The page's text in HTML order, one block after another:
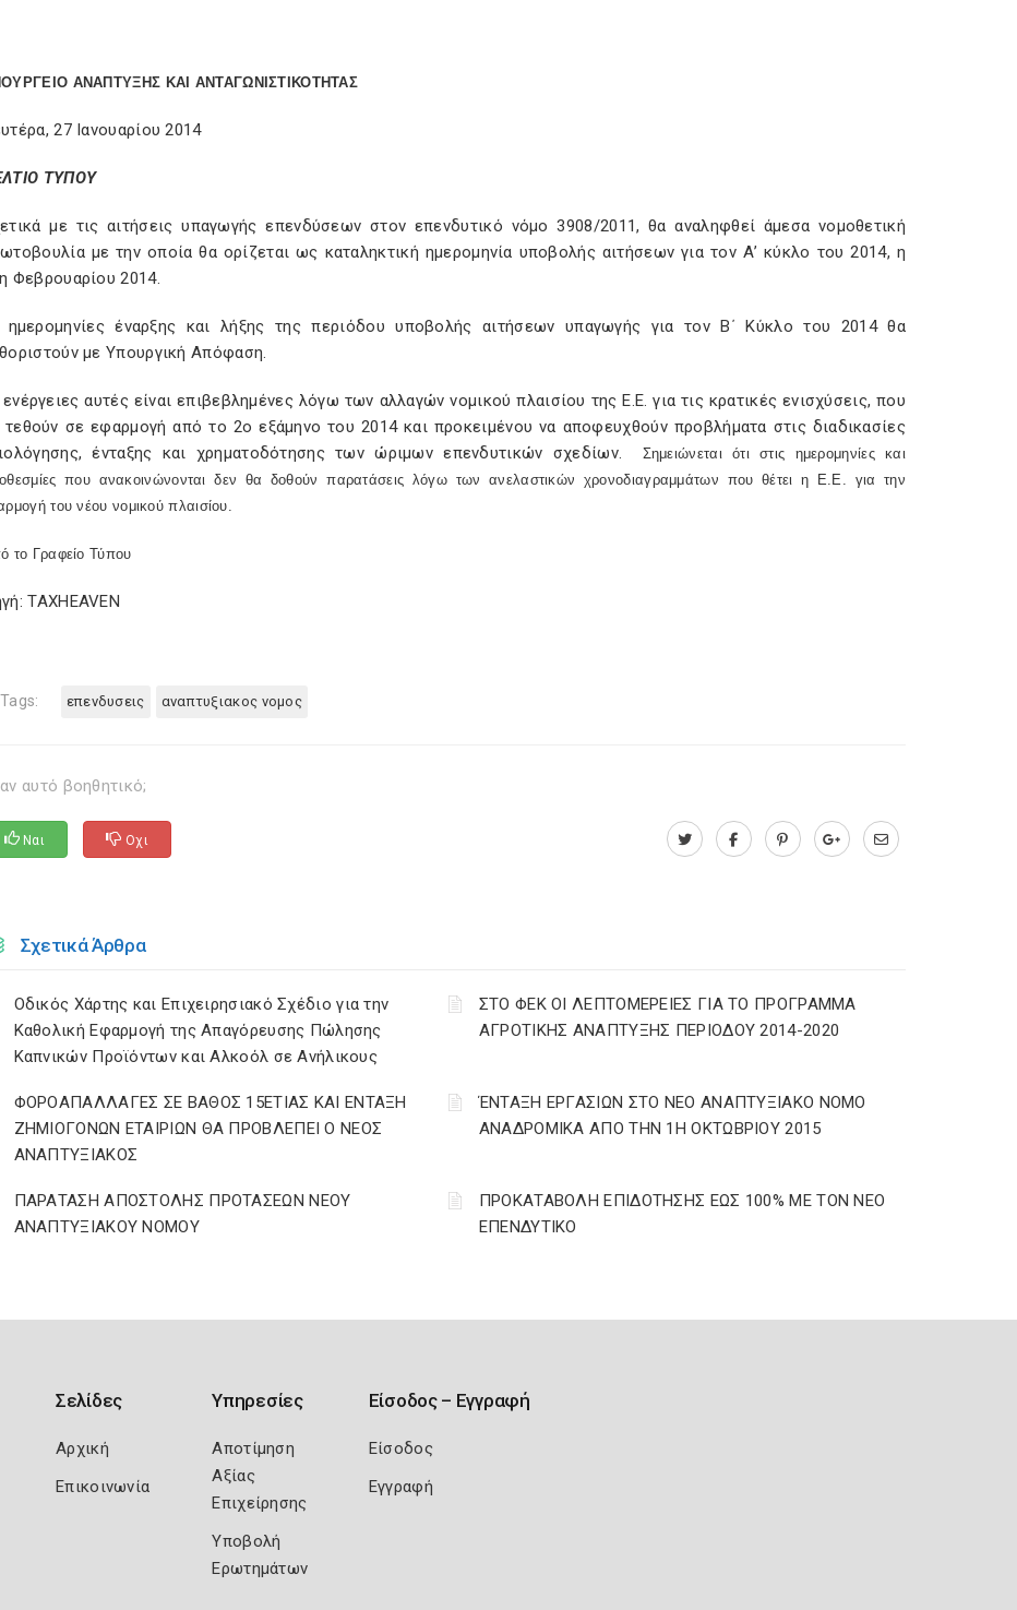
ΑΝΑΠΤΥΞΗΣ ΚΑΙ ΑΝΤΑΓΩΝΙΣΤΙΚΟΤΗΤΑΣ
27 Ιανουαρίου 2014
ΤΥΠΟΥ
με τις αιτήσεις υπαγωγής επενδύσεων στον επενδυτικό νόμο 3908/2011, θα αναληφθεί άμεσα νομοθετική
με την οποία θα ορίζεται ως καταληκτική ημερομηνία υποβολής αιτήσεων για τον Α’ κύκλο του 2014, η
Φεβρουαρίου 2014.
ημερομηνίες έναρξης και λήξης της περιόδου υποβολής αιτήσεων υπαγωγής για τον Β΄ Κύκλο του 2014 θα
με Υπουργική Απόφαση.
ενέργειες αυτές είναι επιβεβλημένες λόγω των αλλαγών νομικού πλαισίου της Ε.Ε. για τις κρατικές ενισχύσεις, που
τεθούν σε εφαρμογή από το 2ο εξάμηνο του 2014 και προκειμένου να αποφευχθούν προβλήματα στις διαδικασίες
ένταξης και χρηματοδότησης των ώριμων επενδυτικών σχεδίων.
Σημειώνεται ότι στις ημερομηνίες και
που ανακοινώνονται δεν θα δοθούν παρατάσεις λόγω των ανελαστικών χρονοδιαγραμμάτων που θέτει η Ε.Ε. για την
του νέου νομικού πλαισίου.
το Γραφείο Τύπου
TAXHEAVEN
επενδυσεις αναπτυξιακος νομος
αυτό βοηθητικό;
Ναι Οχι
Σχετικά Άρθρα
Οδικός Χάρτης και Επιχειρησιακό Σχέδιο για την
Καθολική Εφαρμογή της Απαγόρευσης Πώλησης
Καπνικών Προϊόντων και Αλκοόλ σε Ανήλικους
ΣΤΟ ΦΕΚ ΟΙ ΛΕΠΤΟΜΕΡΕΙΕΣ ΓΙΑ ΤΟ ΠΡΟΓΡΑΜΜΑ
ΑΓΡΟΤΙΚΗΣ ΑΝΑΠΤΥΞΗΣ ΠΕΡΙΟΔΟΥ 2014-2020
ΦΟΡΟΑΠΑΛΛΑΓΕΣ ΣΕ ΒΑΘΟΣ 15ΕΤΙΑΣ ΚΑΙ ΕΝΤΑΞΗ
ΖΗΜΙΟΓΟΝΩΝ ΕΤΑΙΡΙΩΝ ΘΑ ΠΡΟΒΛΕΠΕΙ Ο ΝΕΟΣ
ΑΝΑΠΤΥΞΙΑΚΟΣ
ΈΝΤΑΞΗ ΕΡΓΑΣΙΩΝ ΣΤΟ ΝΕΟ ΑΝΑΠΤΥΞΙΑΚΟ ΝΟΜΟ
ΑΝΑΔΡΟΜΙΚΑ ΑΠΟ ΤΗΝ 1Η ΟΚΤΩΒΡΙΟΥ 2015
ΠΑΡΑΤΑΣΗ ΑΠΟΣΤΟΛΗΣ ΠΡΟΤΑΣΕΩΝ ΝΕΟΥ
ΑΝΑΠΤΥΞΙΑΚΟΥ ΝΟΜΟΥ
ΠΡΟΚΑΤΑΒΟΛΗ ΕΠΙΔΟΤΗΣΗΣ ΕΩΣ 100% ΜΕ ΤΟΝ ΝΕΟ
ΕΠΕΝΔΥΤΙΚΟ
Σελίδες
Αρχική
Επικοινωνία
Υπηρεσίες
Αποτίμηση
Αξίας
Επιχείρησης
Υποβολή
Ερωτημάτων
Είσοδος – Εγγραφή
Είσοδος
Εγγραφή